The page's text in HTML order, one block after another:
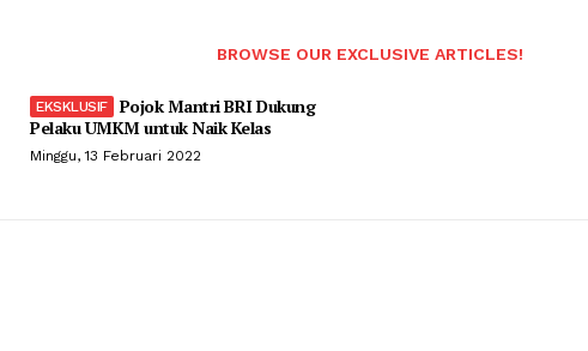
BROWSE OUR EXCLUSIVE ARTICLES!
Pojok Mantri BRI Dukung
Pelaku UMKM untuk Naik Kelas
Minggu, 13 Februari 2022